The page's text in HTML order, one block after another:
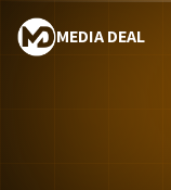
MEDIA DEAL